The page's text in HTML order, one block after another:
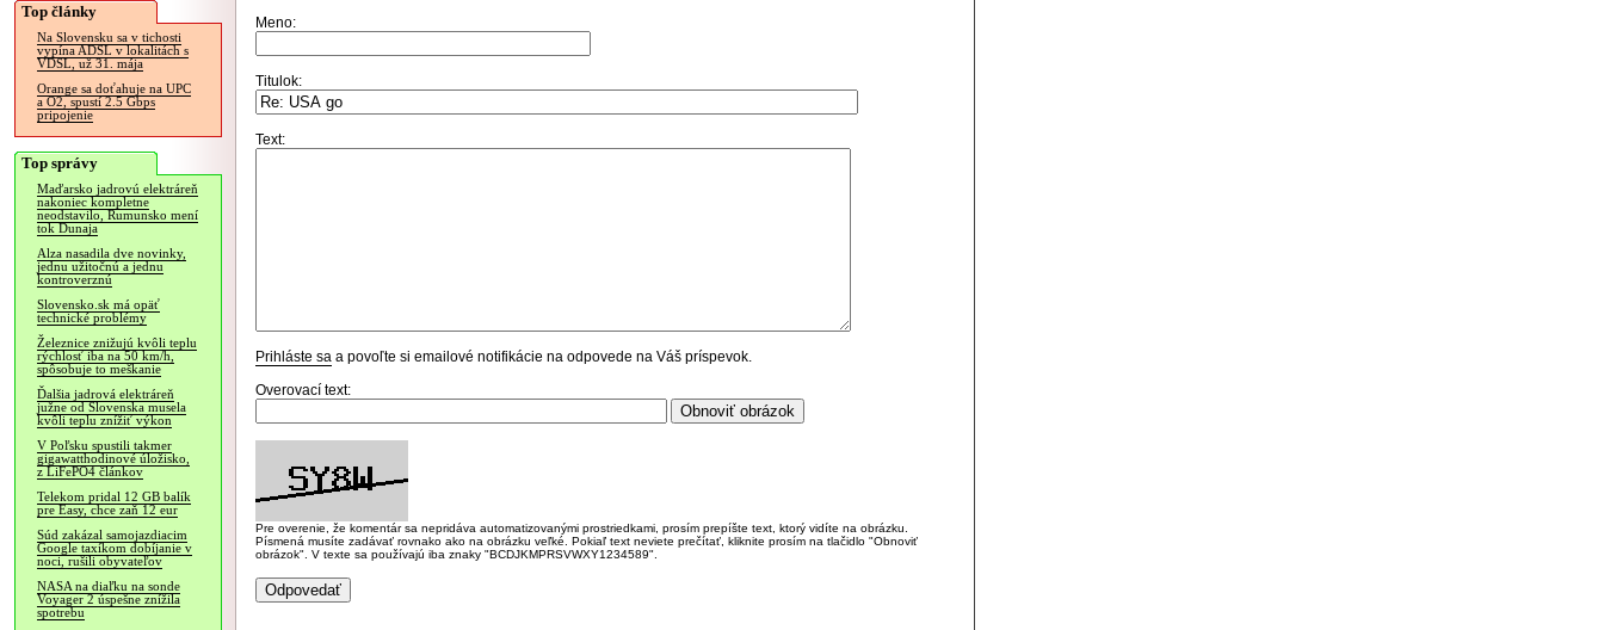
Top články
Na Slovensku sa v tichosti
vypína ADSL v lokalitách s
VDSL, už 31. mája
Orange sa doťahuje na UPC
a O2, spustí 2.5 Gbps
pripojenie
Top správy
Maďarsko jadrovú elektráreň
nakoniec kompletne
neodstavilo, Rumunsko mení
tok Dunaja
Alza nasadila dve novinky,
jednu užitočnú a jednu
kontroverznú
Slovensko.sk má opäť
technické problémy
Železnice znižujú kvôli teplu
rýchlosť iba na 50 km/h,
spôsobuje to meškanie
Ďalšia jadrová elektráreň
južne od Slovenska musela
kvôli teplu znížiť výkon
V Poľsku spustili takmer
gigawatthodinové úložisko,
z LiFePO4 článkov
Telekom pridal 12 GB balík
pre Easy, chce zaň 12 eur
Súd zakázal samojazdiacim
Google taxíkom dobíjanie v
noci, rušili obyvateľov
NASA na diaľku na sonde
Voyager 2 úspešne znížila
spotrebu
Meno:
Titulok:
Text:
Prihláste sa a povoľte si emailové notifikácie na odpovede na Váš príspevok.
Overovací text:
Pre overenie, že komentár sa nepridáva automatizovanými prostriedkami, prosím prepíšte text, ktorý vidíte na obrázku.
Písmená musíte zadávať rovnako ako na obrázku veľké. Pokiaľ text neviete prečítať, kliknite prosím na tlačidlo "Obnoviť
obrázok". V texte sa používajú iba znaky "BCDJKMPRSVWXY1234589".